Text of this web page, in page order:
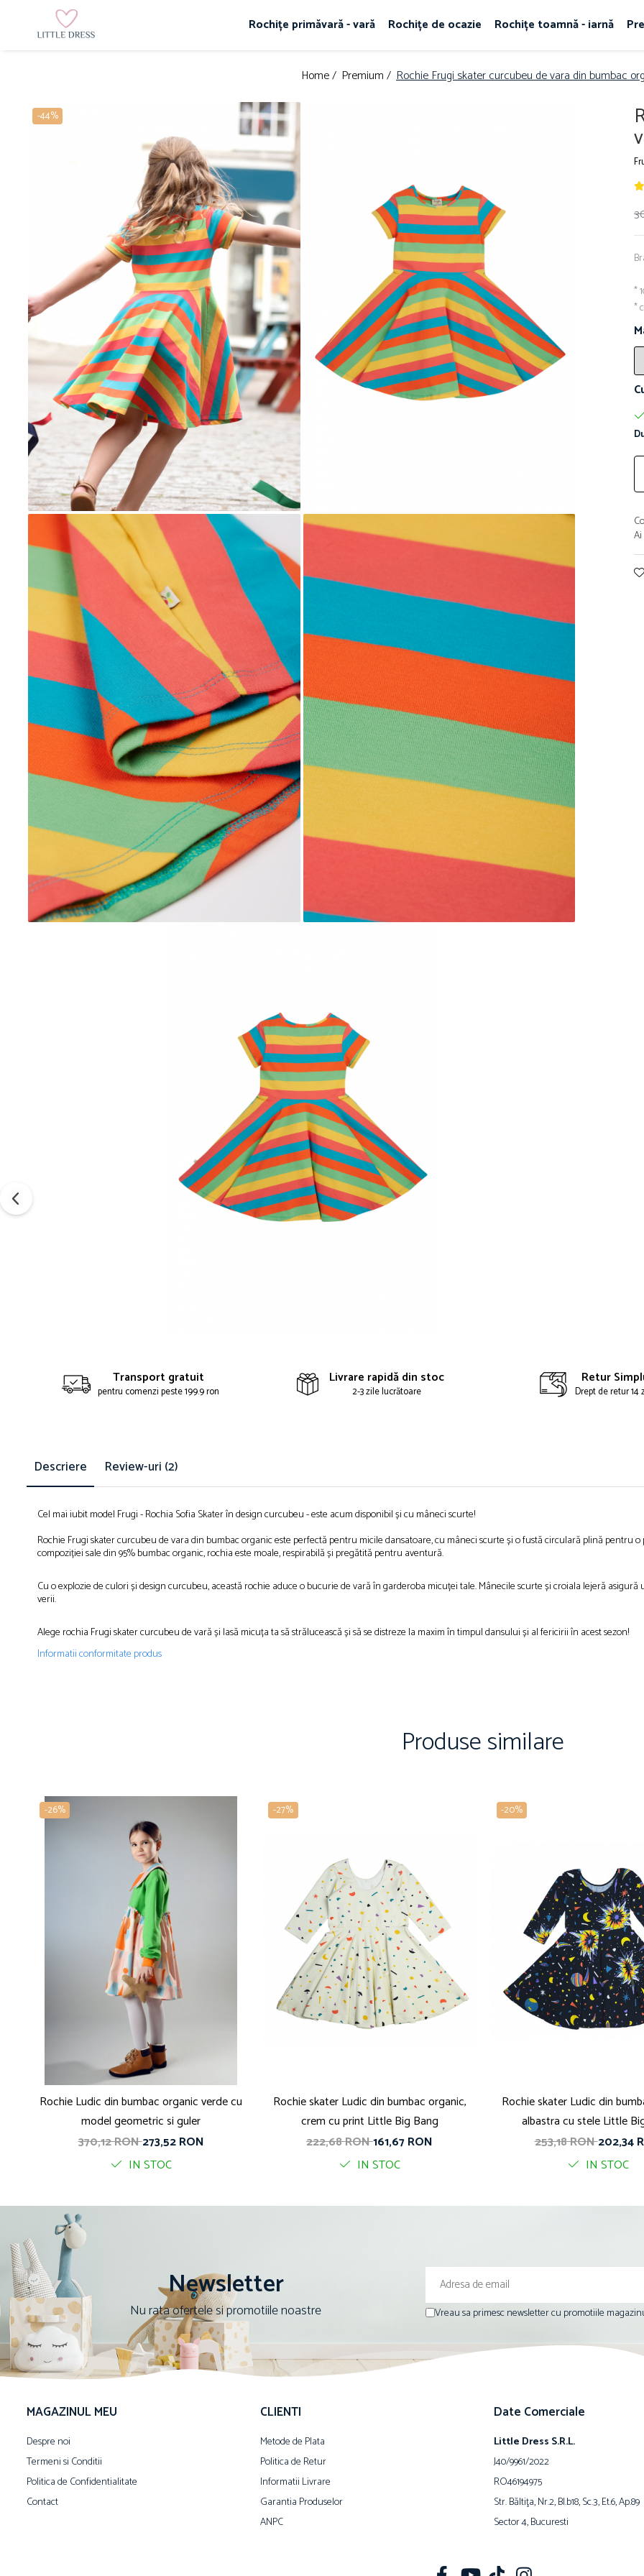
Rochițe primăvară - vară Rochițe de ocazie Rochițe toamnă - iarnă
Home / Premium / Rochie Frugi skater curcubeu de vara din bumbac
-44%
Facebook
*
*
Transport gratuit
pentru comenzi peste 199.9 ron
Livrare rapidă din stoc
2-3 zile lucrătoare
Retur
Drept de retur 14
Descriere Review-uri (2)
Cel mai iubit model Frugi - Rochia Sofia Skater în design curcubeu - este acum disponibil și cu mâneci scurte!
Rochie Frugi skater curcubeu de vara din bumbac organic este perfectă pentru micile dansatoare, cu mâneci scurte și o fustă circulară plină pentru
compoziției sale din 95% bumbac organic, rochia este moale, respirabilă și pregătită pentru aventură.
Cu o explozie de culori și design curcubeu, această rochie aduce o bucurie de vară în garderoba micuței tale. Mânecile scurte și croiala lejeră
verii.
Alege rochia Frugi skater curcubeu de vară și lasă micuța ta să strălucească și să se distreze la maxim în timpul dansului și al fericirii în acest sezon!
Informatii conformitate produs
Produse similare
-26%
Rochie Ludic din bumbac organic verde cu
model geometric si guler
370,12 RON273,52 RON
IN STOC
-27%
Rochie skater Ludic din bumbac organic,
crem cu print Little Big Bang
222,68 RON161,67 RON
IN STOC
-20%
Rochie skater Ludic din
albastra cu stele Little
253,18 RON202,34
IN STOC
Newsletter
Nu rata ofertele si promotiile noastre Vreau sa primesc newsletter cu promotiile
MAGAZINUL MEU
Despre noi
Termeni si Conditii
Politica de Confidentialitate
Contact
CLIENTI
Metode de Plata
Politica de Retur
Informatii Livrare
Garantia Produselor
ANPC
Date Comerciale
Little Dress S.R.L.
J40/9961/2022
RO46194975
Str. Băltiţa, Nr.2, Bl.b18, Sc.3, Et.6, Ap.89
Sector 4, Bucuresti